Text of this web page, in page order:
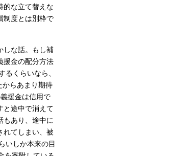
的な立て替えな
制度とは別枠で
しな話。もし補
援金の配分方法
くらいなら、
からあまり期待
援金は信用で
と途中で消えて
もあり、途中に
れてしまい、被
いしか本来の目